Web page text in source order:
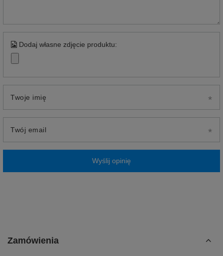
Dodaj własne zdjęcie produktu:
Twoje imię
Twój email
Wyślij opinię
Zamówienia